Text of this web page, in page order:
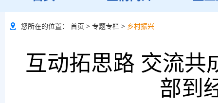
您所在的位置： 首页 > 专题专栏 > 乡村振兴
互动拓思路 交流共
部到